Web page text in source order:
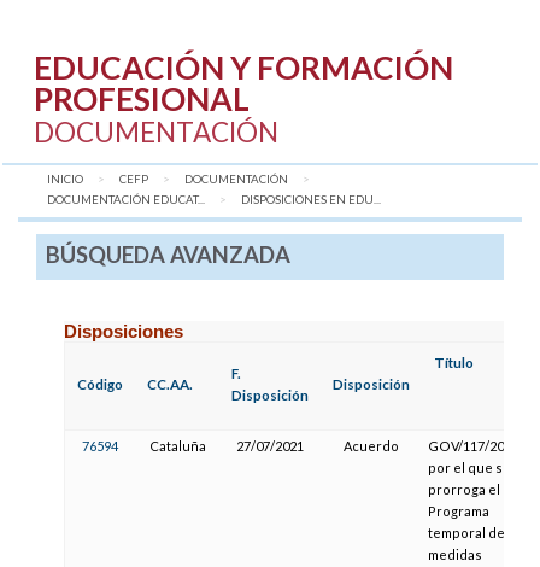
EDUCACIÓN Y FORMACIÓN
PROFESIONAL
DOCUMENTACIÓN
INICIO CEFP
DOCUMENTACIÓN
DOCUMENTACIÓN EDUCAT...
AQUÍ:
DISPOSICIONES EN EDU...
BÚSQUEDA AVANZADA
Disposiciones
Código CC.AA.
F.
Disposición
Disposición
Título
76594 Cataluña 27/07/2021 Acuerdo
GOV/117/2021,
por el que se
prorroga el
Programa
temporal de
medidas